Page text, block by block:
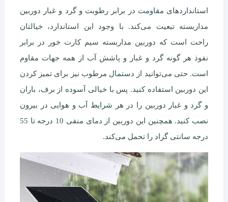
استانداردهای مقاومت در برابر رطوبت و گرد و غبار دوربین
مداربسته تبعیت می‌کند. با وجود این استاندارد، خیالتان
راحت است که دوربین مداربسته سیم کارت خور در برابر
نفوذ هر گونه گرد و غبار و پاشش آب از همه جهات مقاوم
است. حتی می‌توانید از دستمال مرطوب نیز برای تمیز کردن
این دوربین استفاده کنید. پس با خیالی آسوده از برف، باران
و گرد و غبار دوربین را در هر شرایط آب و هوایی در بیرون
نصب کنید. همچنین این دوربین از دمای منفی 10 درجه تا 55
درجه سانتی گراد را تحمل می‌کند.